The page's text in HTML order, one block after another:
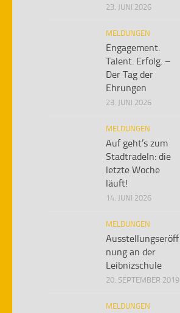
23. JUNI 2026
MELDUNGEN
Engagement.
Talent. Erfolg. –
Der Tag der
Ehrungen
23. JUNI 2026
MELDUNGEN
Auf geht’s zum
Stadtradeln: die
letzte Woche
läuft!
14. JUNI 2026
MELDUNGEN
Ausstellungseröff
nung an der
Leibnizschule
20. SEPTEMBER 2019
MELDUNGEN